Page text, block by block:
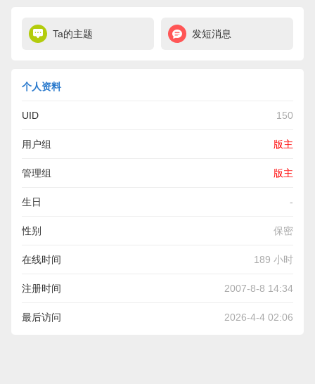
Ta的主题 发短消息
个人资料
UID 150
用户组 版主
管理组 版主
生日 -
性别 保密
在线时间 189 小时
注册时间 2007-8-8 14:34
最后访问 2026-4-4 02:06